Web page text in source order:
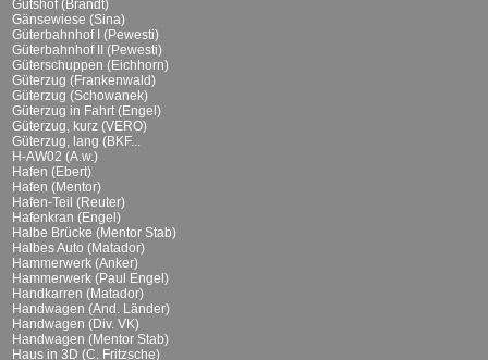
Gutshof (Brandt)
Gänsewiese (Sina)
Güterbahnhof I (Pewesti)
Güterbahnhof II (Pewesti)
Güterschuppen (Eichhorn)
Güterzug (Frankenwald)
Güterzug (Schowanek)
Güterzug in Fahrt (Engel)
Güterzug, kurz (VERO)
Güterzug, lang (BKF...
H-AW02 (A.w.)
Hafen (Ebert)
Hafen (Mentor)
Hafen-Teil (Reuter)
Hafenkran (Engel)
Halbe Brücke (Mentor Stab)
Halbes Auto (Matador)
Hammerwerk (Anker)
Hammerwerk (Paul Engel)
Handkarren (Matador)
Handwagen (And. Länder)
Handwagen (Div. VK)
Handwagen (Mentor Stab)
Haus in 3D (C. Fritzsche)